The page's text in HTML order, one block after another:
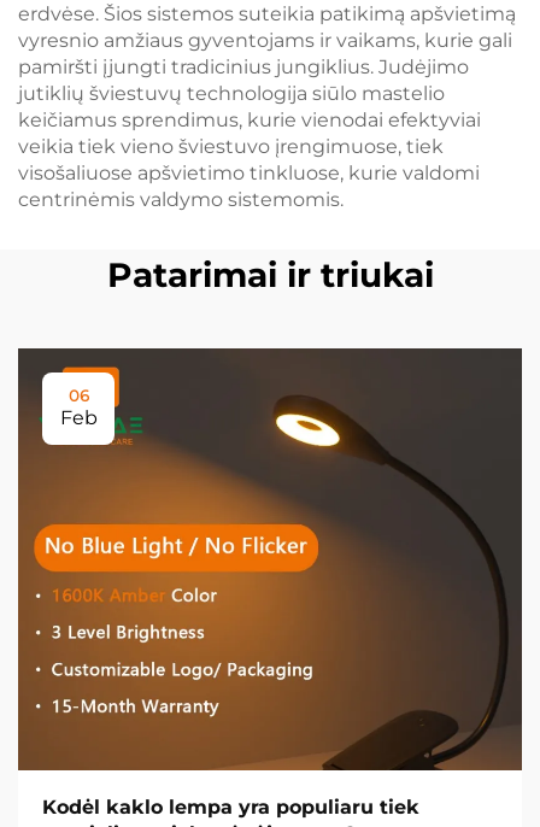
erdvėse. Šios sistemos suteikia patikimą apšvietimą
vyresnio amžiaus gyventojams ir vaikams, kurie gali
pamiršti įjungti tradicinius jungiklius. Judėjimo
jutiklių šviestuvų technologija siūlo mastelio
keičiamus sprendimus, kurie vienodai efektyviai
veikia tiek vieno šviestuvo įrengimuose, tiek
visošaliuose apšvietimo tinkluose, kurie valdomi
centrinėmis valdymo sistemomis.
Patarimai ir triukai
06
Feb
Kodėl kaklo lempa yra populiaru tiek